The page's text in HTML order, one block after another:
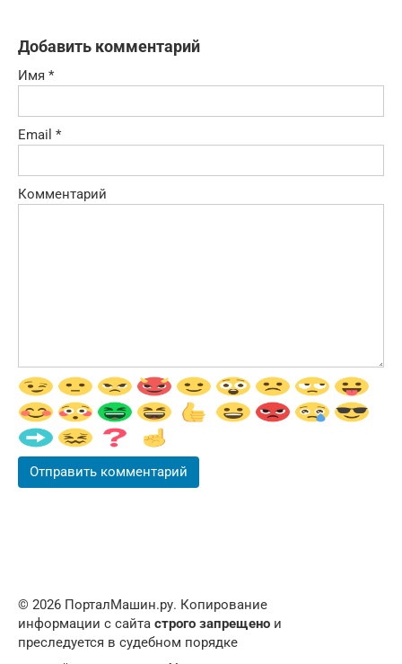
Добавить комментарий
Имя *
Email *
Комментарий
© 2026 ПорталМашин.ру. Копирование
информации с сайта строго запрещено и
преследуется в судебном порядке